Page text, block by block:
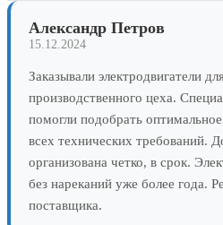
Александр Петров
15.12.2024
Заказывали электродвигатели
производственного цеха.
помогли подобрать
всех технических требований.
организована четко, в срок.
без нареканий уже более года.
поставщика.